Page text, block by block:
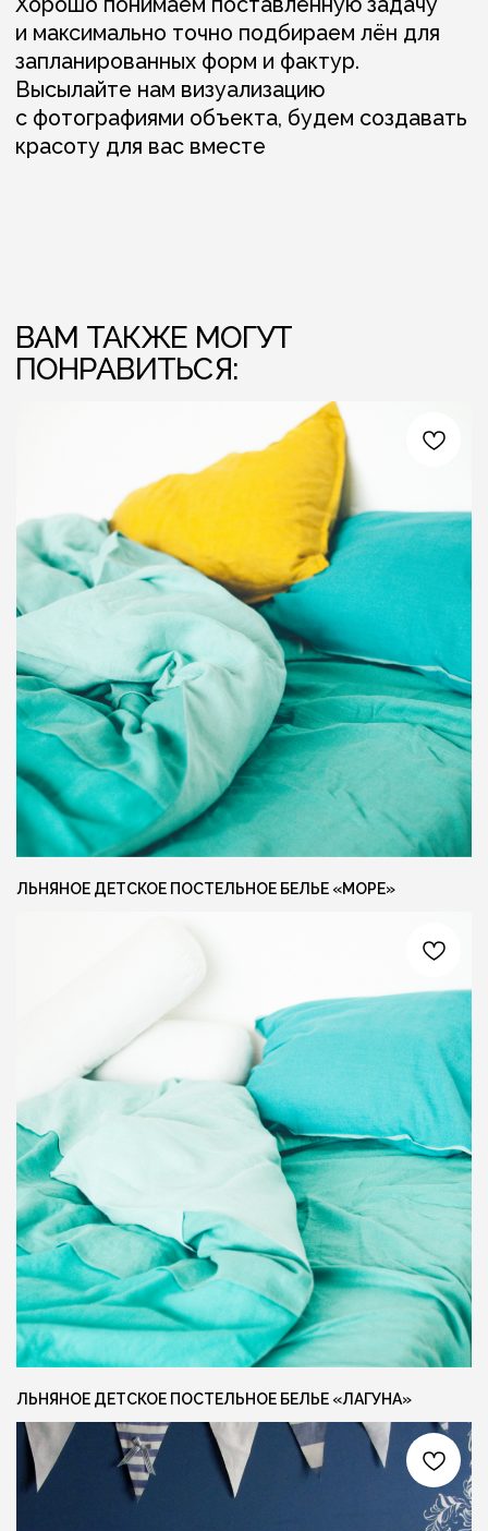
ЛЬНЯНОЕ ДЕТСКОЕ ПОСТЕЛЬНОЕ БЕЛЬЕ «МОРЕ»
ЛЬНЯНОЕ ДЕТСКОЕ ПОСТЕЛЬНОЕ БЕЛЬЕ «ЛАГУНА»
ЛЁН ЛЮБІЦЬ ЦЯБЕ — ТО ЎЗАЕМНА ЛЁН
ГОТОВЫ ОБСУДИТЬ ЗАКАЗ?
Свяжитесь с нами любым удобным вам
способом, или заполните форму и мы
перезвоним вам для обсуждения деталей
Я даю согласие на обработку персональных
данных и соглашаюсь сполитикой
конфиденциальности
VKONTAKTE
PINTEREST
TELEGRAM
INSTAGRAM
СОЦ. СЕТИ
INFO@FLAXECO.COM
+375 (29) 623 41 51
ОСТАВИТЬ ЗАЯВКУ +